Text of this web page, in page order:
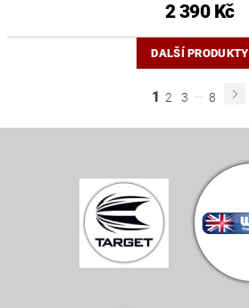
2 390 Kč
DALŠÍ PRODUKTY
1 2 3 8